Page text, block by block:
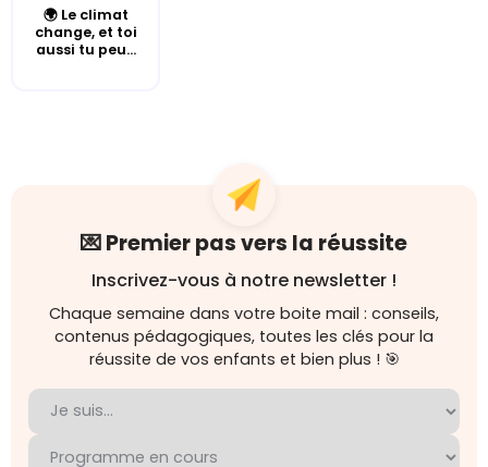
🌍 Le climat
change, et toi
aussi tu peu...
💌 Premier pas vers la réussite
Inscrivez-vous à notre newsletter !
Chaque semaine dans votre boite mail : conseils,
contenus pédagogiques, toutes les clés pour la
réussite de vos enfants et bien plus ! 🎯